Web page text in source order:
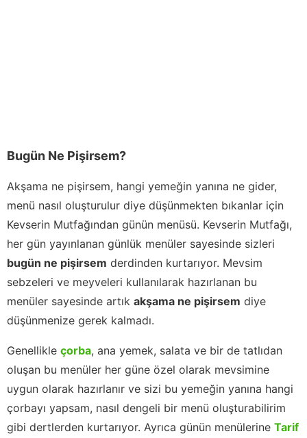
Bugün Ne Pişirsem?
Akşama ne pişirsem, hangi yemeğin yanına ne gider,
menü nasıl oluşturulur diye düşünmekten bıkanlar için
Kevserin Mutfağından günün menüsü. Kevserin Mutfağı,
her gün yayınlanan günlük menüler sayesinde sizleri
bugün ne pişirsem derdinden kurtarıyor. Mevsim
sebzeleri ve meyveleri kullanılarak hazırlanan bu
menüler sayesinde artık akşama ne pişirsem diye
düşünmenize gerek kalmadı.
Genellikle çorba, ana yemek, salata ve bir de tatlıdan
oluşan bu menüler her güne özel olarak mevsimine
uygun olarak hazırlanır ve sizi bu yemeğin yanına hangi
çorbayı yapsam, nasıl dengeli bir menü oluşturabilirim
gibi dertlerden kurtarıyor. Ayrıca günün menülerine Tarif